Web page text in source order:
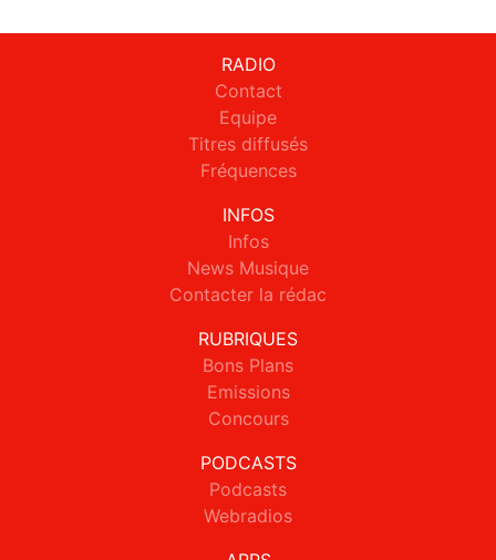
RADIO
Contact
Equipe
Titres diffusés
Fréquences
INFOS
Infos
News Musique
Contacter la rédac
RUBRIQUES
Bons Plans
Emissions
Concours
PODCASTS
Podcasts
Webradios